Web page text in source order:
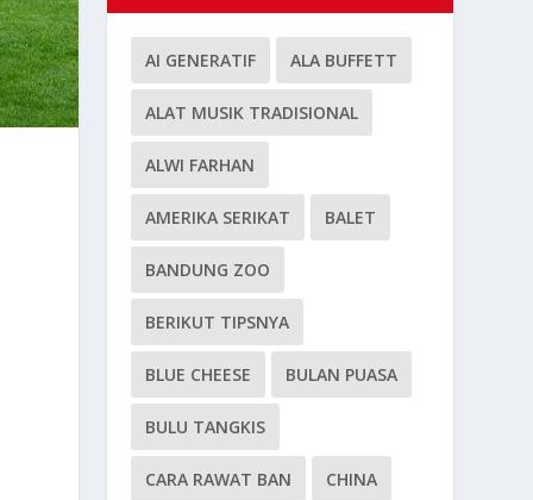
AI GENERATIF ALA BUFFETT
ALAT MUSIK TRADISIONAL
ALWI FARHAN
AMERIKA SERIKAT BALET
BANDUNG ZOO
BERIKUT TIPSNYA
BLUE CHEESE BULAN PUASA
BULU TANGKIS
CARA RAWAT BAN CHINA